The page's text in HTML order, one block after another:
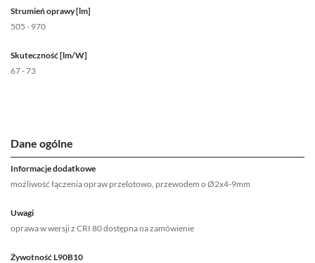
Strumień oprawy [lm]
505 - 970
Skuteczność [lm/W]
67 - 73
Dane ogólne
Informacje dodatkowe
możliwość łączenia opraw przelotowo, przewodem o Ø2x4-9mm
Uwagi
oprawa w wersji z CRI 80 dostępna na zamówienie
Żywotność L90B10